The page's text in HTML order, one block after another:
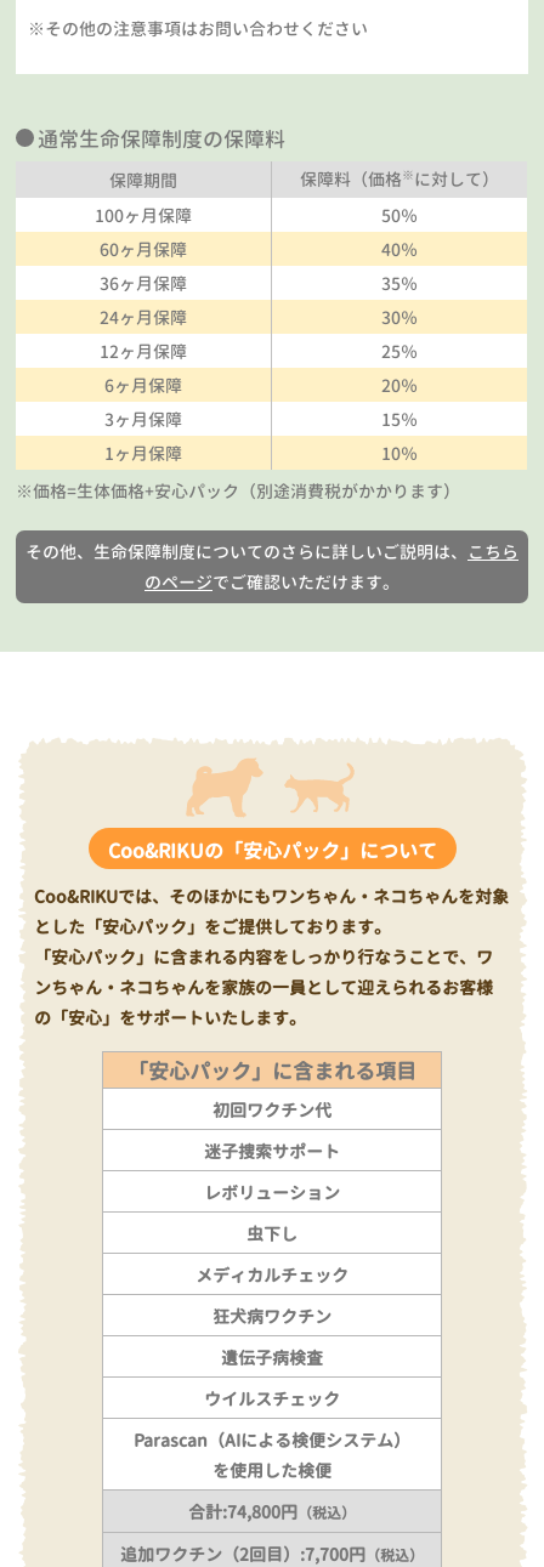
※その他の注意事項はお問い合わせください
通常生命保障制度の保障料
保障期間 保障料（価格※に対して）
100ヶ月保障
50％
60ヶ月保障
40％
36ヶ月保障
35％
24ヶ月保障
30％
12ヶ月保障
25％
6ヶ月保障
20％
3ヶ月保障
15％
1ヶ月保障
10％
※価格=生体価格+安心パック（別途消費税がかかります）
その他、生命保障制度についてのさらに詳しいご説明は、 こちら
のページでご確認いただけます。
Coo&RIKUの「安心パック」について
Coo&RIKUでは、そのほかにもワンちゃん・ネコちゃんを対象
とした「安心パック」をご提供しております。
「安心パック」に含まれる内容をしっかり行なうことで、ワ
ンちゃん・ネコちゃんを家族の一員として迎えられるお客様
の「安心」をサポートいたします。
「安心パック」に含まれる項目
初回ワクチン代
迷子捜索サポート
レボリューション
虫下し
メディカルチェック
狂犬病ワクチン
遺伝子病検査
ウイルスチェック
Parascan（AIによる検便システム）
を使用した検便
合計:74,800円 （税込）
追加ワクチン（2回目）:7,700円 （税込）